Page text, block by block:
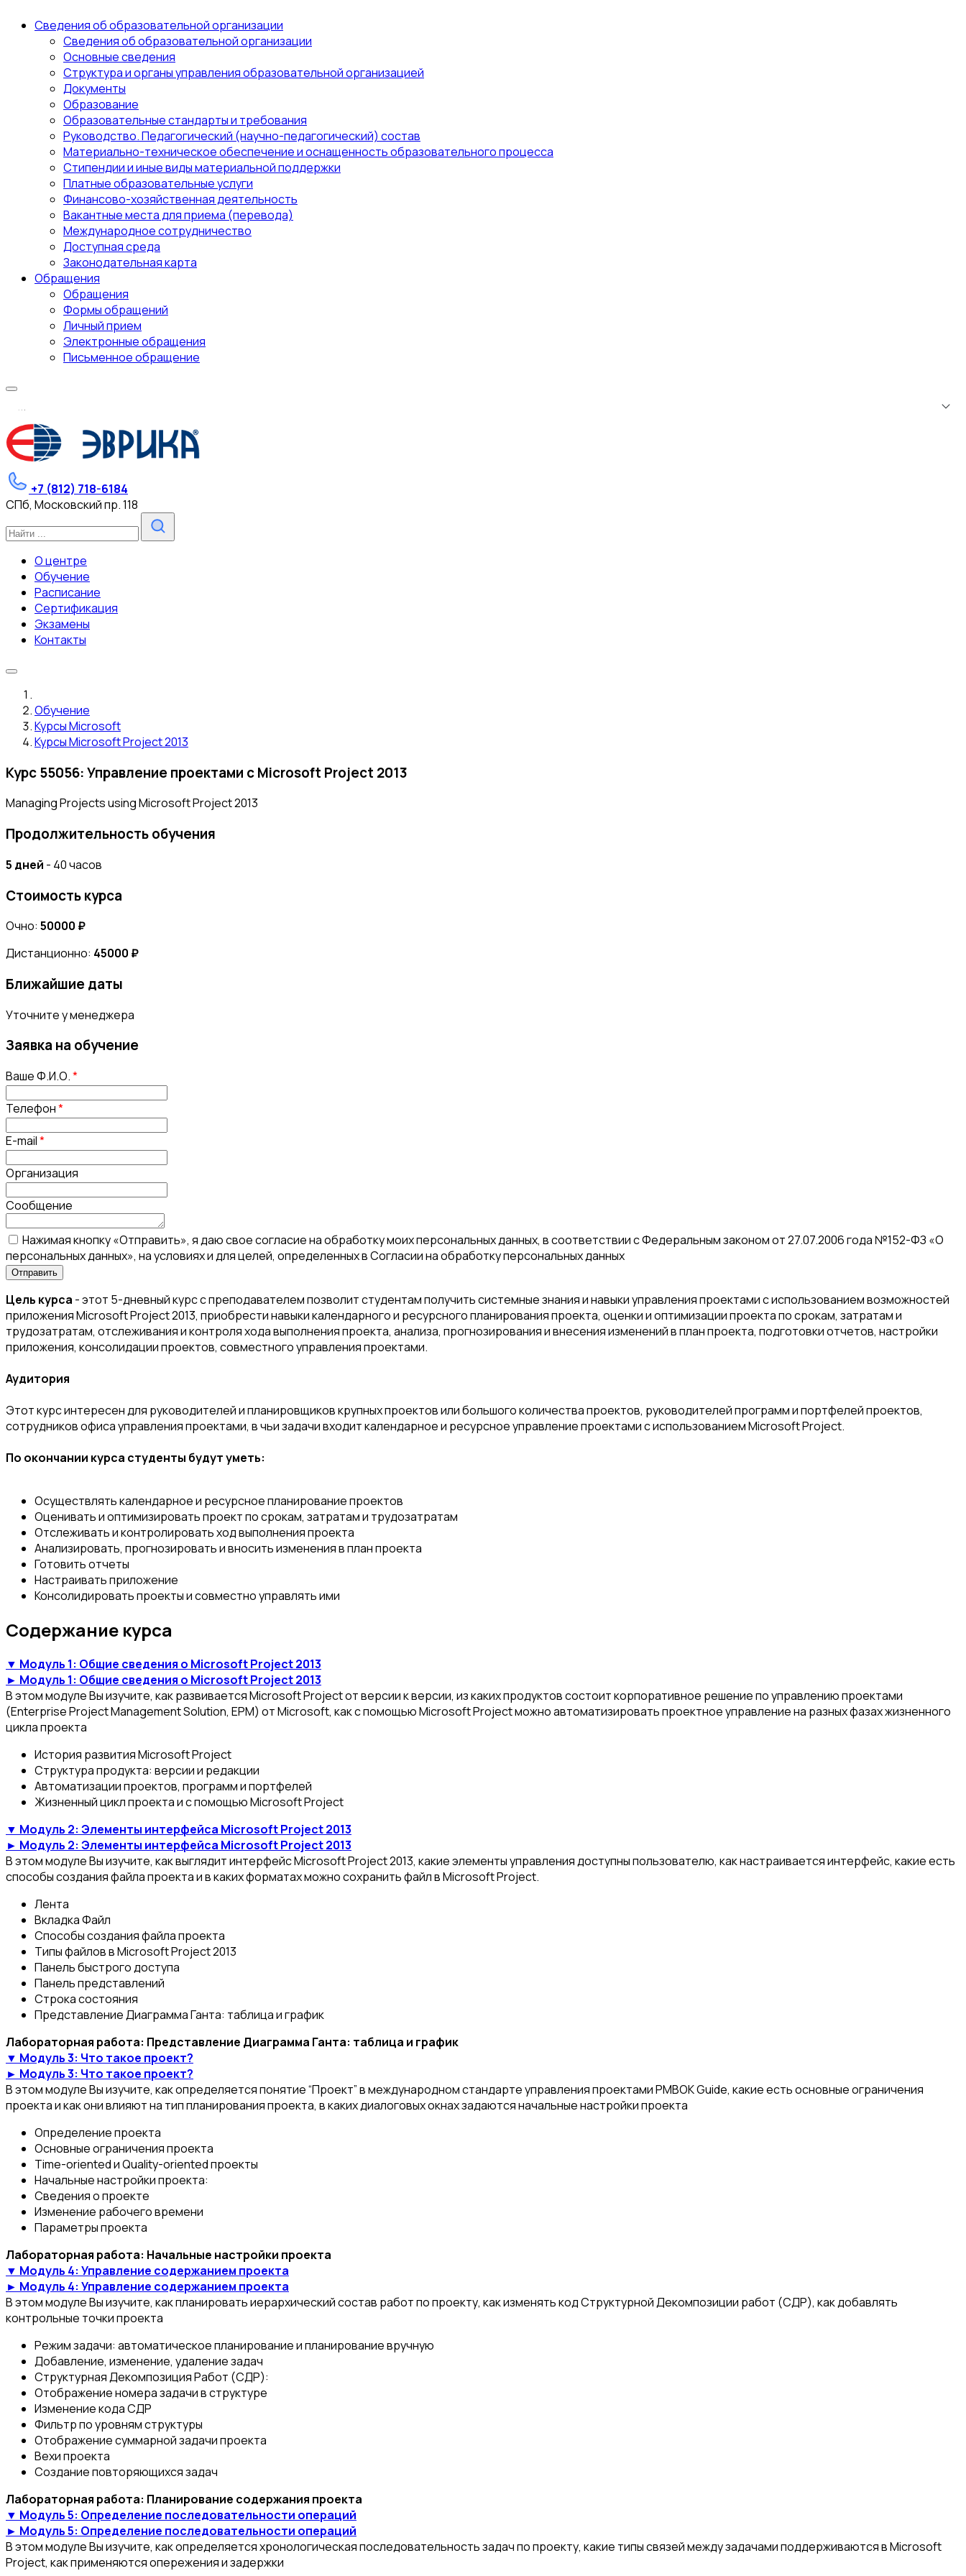
Сведения об образовательной организации
Сведения об образовательной организации
Основные сведения
Структура и органы управления образовательной организацией
Документы
Образование
Образовательные стандарты и требования
Руководство. Педагогический (научно-педагогический) состав
Материально-техническое обеспечение и оснащенность образовательного процесса
Стипендии и иные виды материальной поддержки
Платные образовательные услуги
Финансово-хозяйственная деятельность
Вакантные места для приема (перевода)
Международное сотрудничество
Доступная среда
Законодательная карта
Обращения
Обращения
Формы обращений
Личный прием
Электронные обращения
Письменное обращение
...
+7 (812) 718-6184
СПб, Московский пр. 118
О центре
Обучение
Расписание
Сертификация
Экзамены
Контакты
Обучение
Курсы Microsoft
Курсы Microsoft Project 2013
Курс 55056: Управление проектами с Microsoft Project 2013
Managing Projects using Microsoft Project 2013
Продолжительность обучения
5 дней - 40 часов
Стоимость курса
Очно: 50000 ₽
Дистанционно: 45000 ₽
Ближайшие даты
Уточните у менеджера
Заявка на обучение
Ваше Ф.И.О.*
Телефон*
E-mail*
Организация
Сообщение
Нажимая кнопку «Отправить», я даю свое согласие на обработку моих персональных данных, в соответствии с Федеральным законом от 27.07.2006 года №152-ФЗ «О
персональных данных», на условиях и для целей, определенных в Согласии на обработку персональных данных
Цель курса - этот 5-дневный курс с преподавателем позволит студентам получить системные знания и навыки управления проектами с использованием возможностей
приложения Microsoft Project 2013, приобрести навыки календарного и ресурсного планирования проекта, оценки и оптимизации проекта по срокам, затратам и
трудозатратам, отслеживания и контроля хода выполнения проекта, анализа, прогнозирования и внесения изменений в план проекта, подготовки отчетов, настройки
приложения, консолидации проектов, совместного управления проектами.
Аудитория
Этот курс интересен для руководителей и планировщиков крупных проектов или большого количества проектов, руководителей программ и портфелей проектов,
сотрудников офиса управления проектами, в чьи задачи входит календарное и ресурсное управление проектами с использованием Microsoft Project.
По окончании курса студенты будут уметь:
Осуществлять календарное и ресурсное планирование проектов
Оценивать и оптимизировать проект по срокам, затратам и трудозатратам
Отслеживать и контролировать ход выполнения проекта
Анализировать, прогнозировать и вносить изменения в план проекта
Готовить отчеты
Настраивать приложение
Консолидировать проекты и совместно управлять ими
Содержание курса
▼ Модуль 1: Общие сведения о Microsoft Project 2013
► Модуль 1: Общие сведения о Microsoft Project 2013
В этом модуле Вы изучите, как развивается Microsoft Project от версии к версии, из каких продуктов состоит корпоративное решение по управлению проектами
(Enterprise Project Management Solution, EPM) от Microsoft, как с помощью Microsoft Project можно автоматизировать проектное управление на разных фазах жизненного
цикла проекта
История развития Microsoft Project
Структура продукта: версии и редакции
Автоматизации проектов, программ и портфелей
Жизненный цикл проекта и с помощью Microsoft Project
▼ Модуль 2: Элементы интерфейса Microsoft Project 2013
► Модуль 2: Элементы интерфейса Microsoft Project 2013
В этом модуле Вы изучите, как выглядит интерфейс Microsoft Project 2013, какие элементы управления доступны пользователю, как настраивается интерфейс, какие есть
способы создания файла проекта и в каких форматах можно сохранить файл в Microsoft Project.
Лента
Вкладка Файл
Способы создания файла проекта
Типы файлов в Microsoft Project 2013
Панель быстрого доступа
Панель представлений
Строка состояния
Представление Диаграмма Ганта: таблица и график
Лабораторная работа: Представление Диаграмма Ганта: таблица и график
▼ Модуль 3: Что такое проект?
► Модуль 3: Что такое проект?
В этом модуле Вы изучите, как определяется понятие “Проект” в международном стандарте управления проектами PMBOK Guide, какие есть основные ограничения
проекта и как они влияют на тип планирования проекта, в каких диалоговых окнах задаются начальные настройки проекта
Определение проекта
Основные ограничения проекта
Time-oriented и Quality-oriented проекты
Начальные настройки проекта:
Сведения о проекте
Изменение рабочего времени
Параметры проекта
Лабораторная работа: Начальные настройки проекта
▼ Модуль 4: Управление содержанием проекта
► Модуль 4: Управление содержанием проекта
В этом модуле Вы изучите, как планировать иерархический состав работ по проекту, как изменять код Структурной Декомпозиции работ (СДР), как добавлять
контрольные точки проекта
Режим задачи: автоматическое планирование и планирование вручную
Добавление, изменение, удаление задач
Структурная Декомпозиция Работ (СДР):
Отображение номера задачи в структуре
Изменение кода СДР
Фильтр по уровням структуры
Отображение суммарной задачи проекта
Вехи проекта
Создание повторяющихся задач
Лабораторная работа: Планирование содержания проекта
▼ Модуль 5: Определение последовательности операций
► Модуль 5: Определение последовательности операций
В этом модуле Вы изучите, как определяется хронологическая последовательность задач по проекту, какие типы связей между задачами поддерживаются в Microsoft
Project, как применяются опережения и задержки